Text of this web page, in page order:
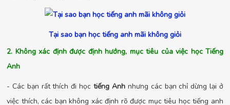
Tại sao bạn học tiếng anh mãi không giỏi
2. Không xác định được định hướng, mục tiêu của việc học Tiếng
Anh
- Các bạn rất thích đi họctiếng Anh nhưng các bạn chỉ dừng lại ở
việc thích, các bạn không xác định rõ được mục tiêu học tiếng anh